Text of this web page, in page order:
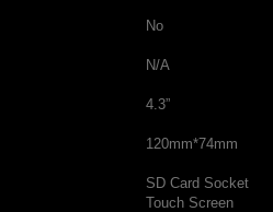
No
N/A
4.3”
120mm*74mm
SD Card Socket
Touch Screen